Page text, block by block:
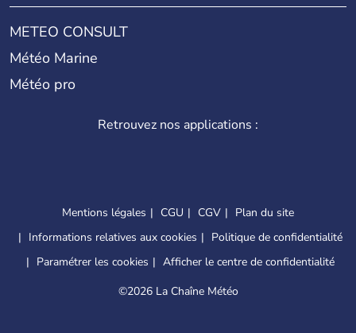
METEO CONSULT
Météo Marine
Météo pro
Retrouvez nos applications :
Mentions légales CGU CGV
Plan du site
Informations relatives aux cookies
Politique de confidentialité
Paramétrer les cookies
Afficher le centre de confidentialité
©2026 La Chaîne Météo